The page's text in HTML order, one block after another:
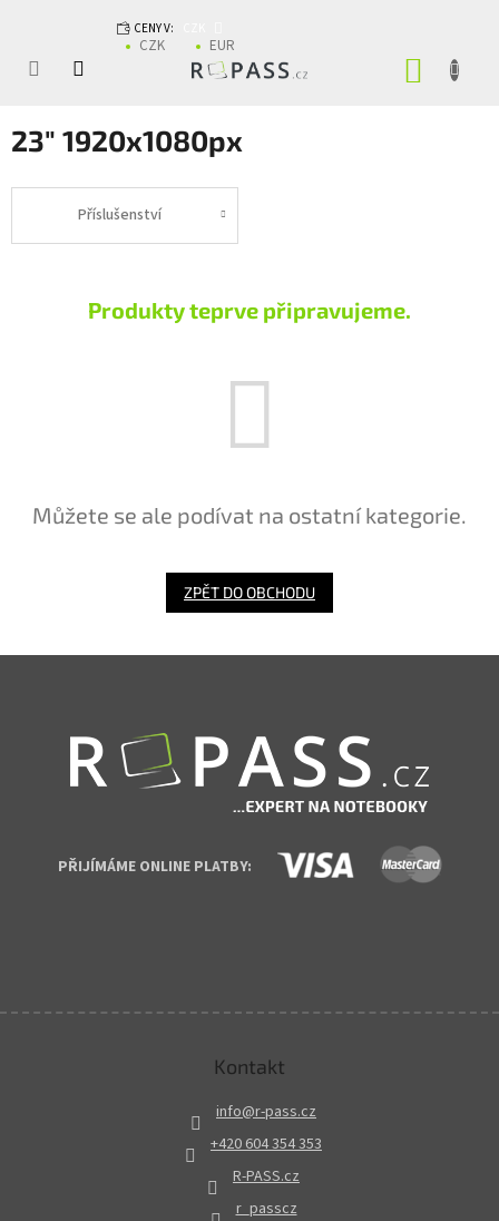
CENY V:
CZK EUR
23" 1920x1080px
Příslušenství
Produkty teprve připravujeme.
Můžete se ale podívat na ostatní kategorie.
ZPĚT DO OBCHODU
PŘIJÍMÁME ONLINE PLATBY:
Kontakt
info@r-pass.cz
+420 604 354 353
R-PASS.cz
r_passcz